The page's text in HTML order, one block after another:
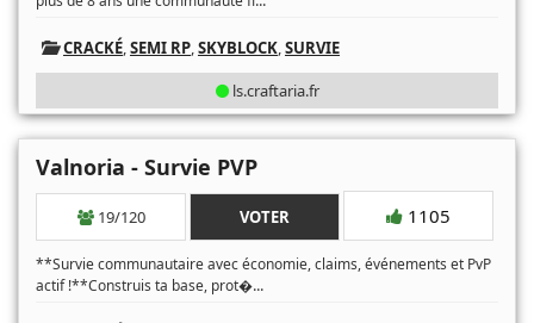
CRACKÉ,SEMI RP,SKYBLOCK,SURVIE
ls.craftaria.fr
Valnoria - Survie PVP
19/120 VOTER 1105
**Survie communautaire avec économie, claims, événements et PvP
actif !**Construis ta base, prot�...